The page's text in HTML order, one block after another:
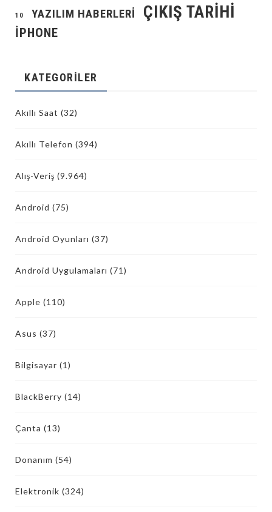
10 YAZILIM HABERLERI ÇIKIŞ TARIHI
İPHONE
KATEGORILER
Akıllı Saat (32)
Akıllı Telefon (394)
Alış-Veriş (9.964)
Android (75)
Android Oyunları (37)
Android Uygulamaları (71)
Apple (110)
Asus (37)
Bilgisayar (1)
BlackBerry (14)
Çanta (13)
Donanım (54)
Elektronik (324)